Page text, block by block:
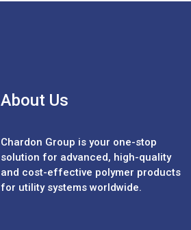
About Us
Chardon Group is your one-stop
solution for advanced, high-quality
and cost-effective polymer products
for utility systems worldwide.